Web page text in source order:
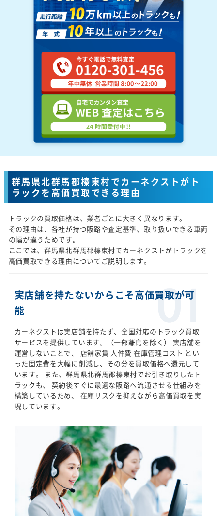
群馬県北群馬郡榛東村でカーネクストがト
ラックを高価買取できる理由
トラックの買取価格は、業者ごとに大きく異なります。
その理由は、各社が持つ販路や査定基準、取り扱いできる車両
の幅が違うためです。
ここでは、群馬県北群馬郡榛東村でカーネクストがトラックを
高価買取できる理由についてご説明します。
実店舗を持たないからこそ高価買取が可
能
カーネクストは実店舗を持たず、全国対応のトラック買取
サービスを提供しています。（一部離島を除く） 実店舗を
運営しないことで、 店舗家賃 人件費 在庫管理コスト とい
った固定費を大幅に削減し、その分を買取価格へ還元して
います。 また、群馬県北群馬郡榛東村でお引き取りしたト
ラックも、 契約後すぐに最適な販路へ流通させる仕組みを
構築しているため、 在庫リスクを抑えながら高価買取を実
現しています。